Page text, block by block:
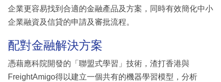
企業更容易找到合適的金融產品及方案，同時有效簡化中小
企業融資及信貸的申請及審批流程。
配對金融解決方案
憑藉應科院開發的「聯盟式學習」技術，渣打香港與
FreightAmigo得以建立一個共有的機器學習模型，分析